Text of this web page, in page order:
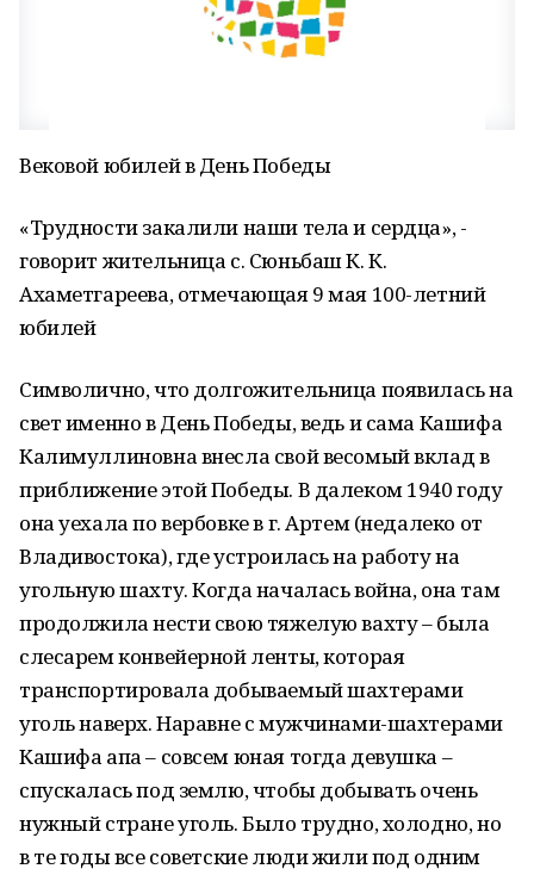
Вековой юбилей в День Победы
«Трудности закалили наши тела и сердца», -
говорит жительница с. Сюньбаш К. К.
Ахаметгареева, отмечающая 9 мая 100-летний
юбилей
Символично, что долгожительница появилась на
свет именно в День Победы, ведь и сама Кашифа
Калимуллиновна внесла свой весомый вклад в
приближение этой Победы. В далеком 1940 году
она уехала по вербовке в г. Артем (недалеко от
Владивостока), где устроилась на работу на
угольную шахту. Когда началась война, она там
продолжила нести свою тяжелую вахту – была
слесарем конвейерной ленты, которая
транспортировала добываемый шахтерами
уголь наверх. Наравне с мужчинами-шахтерами
Кашифа апа – совсем юная тогда девушка –
спускалась под землю, чтобы добывать очень
нужный стране уголь. Было трудно, холодно, но
в те годы все советские люди жили под одним